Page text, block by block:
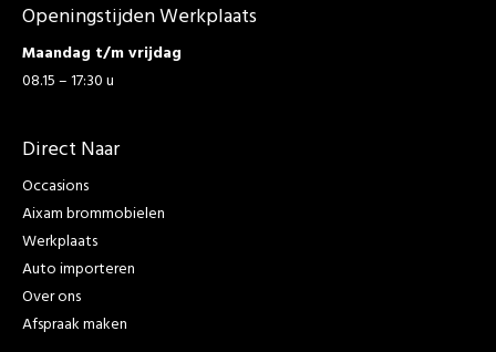
Openingstijden Werkplaats
Maandag t/m vrijdag
08.15 – 17:30 u
Direct Naar
Occasions
Aixam brommobielen
Werkplaats
Auto importeren
Over ons
Afspraak maken